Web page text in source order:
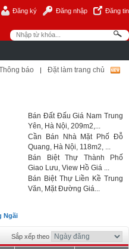
Đăng ký Đăng nhập Đăng tin
báo | Đặt làm trang chủ
Bán Đất Đấu Giá Nam Trung
Yên, Hà Nội, 209m2,...
Cần Bán Nhà Mặt Phố Đỗ
Quang, Hà Nội, 118m2, ...
Bán Biệt Thự Thành Phố
Giao Lưu, View Hồ Giá ...
Bán Biệt Thự Liền Kề Trung
Văn, Mặt Đường Giá...
Ngãi
Sắp xếp theo